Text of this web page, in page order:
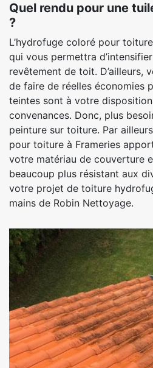
Quel rendu pour une
?
L’hydrofuge coloré pour
qui vous permettra
revêtement de toit. D’ailleurs,
de faire de réelles économies
teintes sont à votre
convenances. Donc, plus
peinture sur toiture. Par
pour toiture à Frameries
votre matériau de couverture
beaucoup plus résistant aux
votre projet de toiture
mains de Robin Nettoyage.